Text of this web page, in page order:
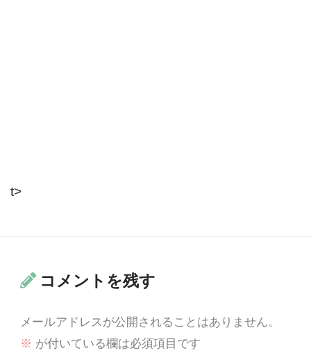
t>
コメントを残す
メールアドレスが公開されることはありません。
※ が付いている欄は必須項目です